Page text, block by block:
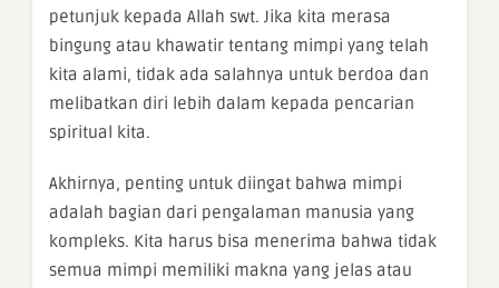
petunjuk kepada Allah swt. Jika kita merasa
bingung atau khawatir tentang mimpi yang telah
kita alami, tidak ada salahnya untuk berdoa dan
melibatkan diri lebih dalam kepada pencarian
spiritual kita.
Akhirnya, penting untuk diingat bahwa mimpi
adalah bagian dari pengalaman manusia yang
kompleks. Kita harus bisa menerima bahwa tidak
semua mimpi memiliki makna yang jelas atau